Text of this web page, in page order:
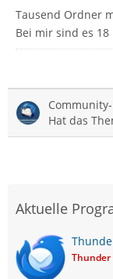
Tausend Ordner
Bei mir sind es
Hat das
Aktuelle
Thunder